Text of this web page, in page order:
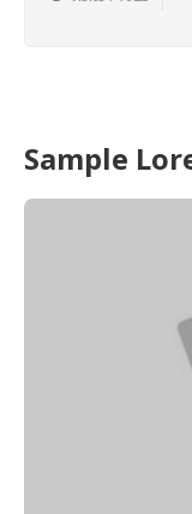
Sample